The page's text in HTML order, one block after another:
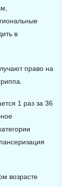
в
право на
1 раз за 36
возрасте